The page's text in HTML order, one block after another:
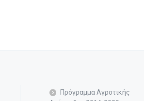
Πρόγραμμα Αγροτικής